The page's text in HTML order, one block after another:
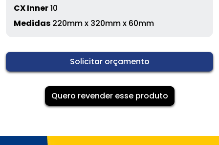
CX Inner10
Medidas 220mm x 320mm x 60mm
Solicitar orçamento
Quero revender esse produto